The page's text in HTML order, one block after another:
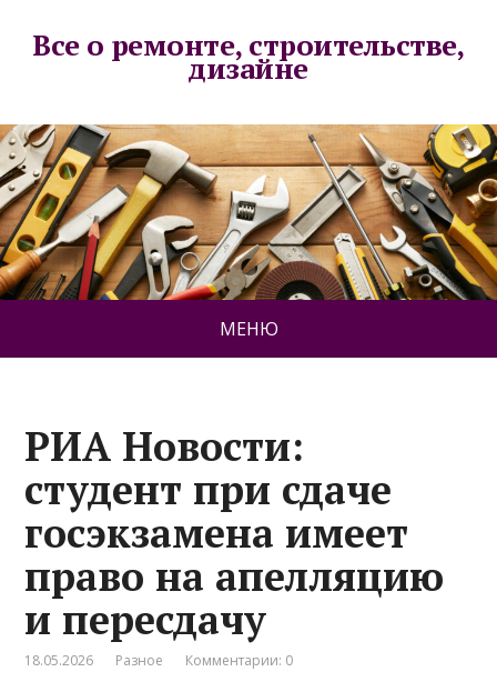
Все о ремонте, строительстве,
дизайне
МЕНЮ
РИА Новости:
студент при сдаче
госэкзамена имеет
право на апелляцию
и пересдачу
18.05.2026 Разное Комментарии: 0